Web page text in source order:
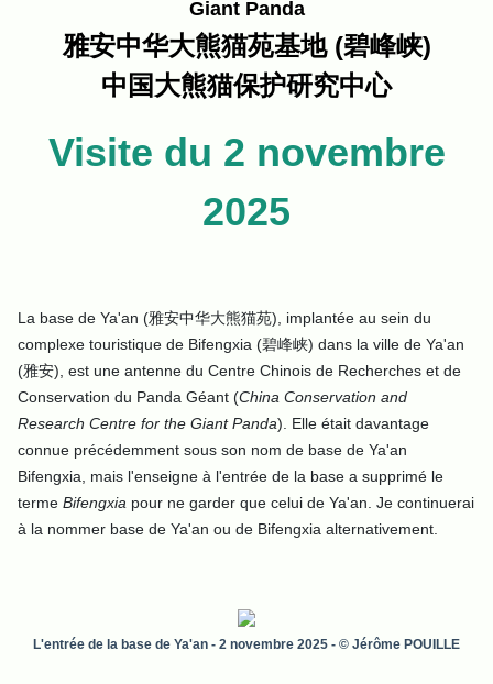
Giant Panda
雅安中华大熊猫苑基地 (碧峰峡)
中国大熊猫保护研究中心
Visite du 2 novembre
2025
La base de Ya'an (雅安中华大熊猫苑), implantée au sein du
complexe touristique de Bifengxia (碧峰峡) dans la ville de Ya'an
(雅安), est une antenne du Centre Chinois de Recherches et de
Conservation du Panda Géant (China Conservation and
Research Centre for the Giant Panda). Elle était davantage
connue précédemment sous son nom de base de Ya'an
Bifengxia, mais l'enseigne à l'entrée de la base a supprimé le
terme Bifengxia pour ne garder que celui de Ya'an. Je continuerai
à la nommer base de Ya'an ou de Bifengxia alternativement.
L'entrée de la base de Ya'an - 2 novembre 2025 - © Jérôme POUILLE